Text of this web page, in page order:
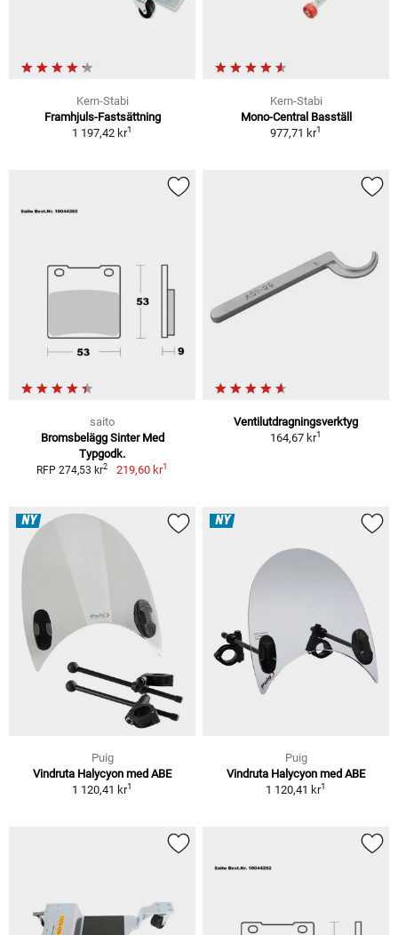
Kern-Stabi
Framhjuls-Fastsättning
1 197,42 kr1
Kern-Stabi
Mono-Central Basställ
977,71 kr1
saito
Bromsbelägg Sinter Med
Typgodk.
RFP 274,53 kr2 219,60 kr1
Ventilutdragningsverktyg
164,67 kr1
NY
Puig
Vindruta Halycyon med ABE
1 120,41 kr1
NY
Puig
Vindruta Halycyon med ABE
1 120,41 kr1